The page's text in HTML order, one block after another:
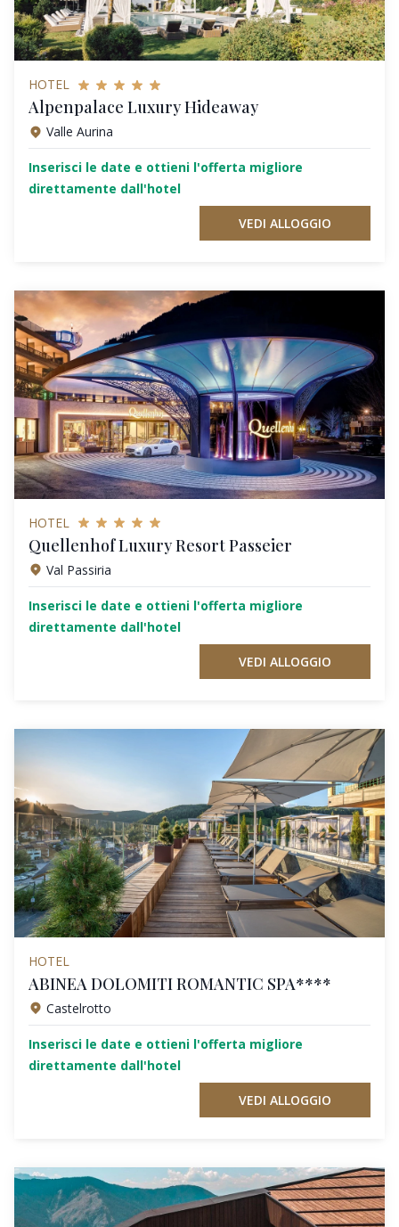
HOTEL
Alpenpalace Luxury Hideaway
Valle Aurina
Inserisci le date e ottieni l'offerta migliore
direttamente dall'hotel
VEDI ALLOGGIO
HOTEL
Quellenhof Luxury Resort Passeier
Val Passiria
Inserisci le date e ottieni l'offerta migliore
direttamente dall'hotel
VEDI ALLOGGIO
HOTEL
ABINEA DOLOMITI ROMANTIC SPA****
Castelrotto
Inserisci le date e ottieni l'offerta migliore
direttamente dall'hotel
VEDI ALLOGGIO